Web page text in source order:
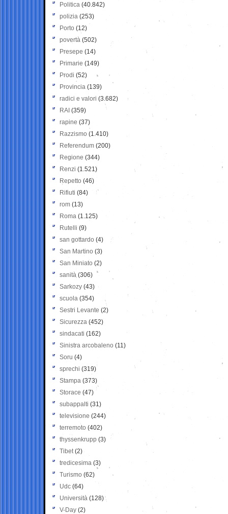
Politica (40.842)
polizia (253)
Porto (12)
povertà (502)
Presepe (14)
Primarie (149)
Prodi (52)
Provincia (139)
radici e valori (3.682)
RAI (359)
rapine (37)
Razzismo (1.410)
Referendum (200)
Regione (344)
Renzi (1.521)
Repetto (46)
Rifiuti (84)
rom (13)
Roma (1.125)
Rutelli (9)
san gottardo (4)
San Martino (3)
San Miniato (2)
sanità (306)
Sarkozy (43)
scuola (354)
Sestri Levante (2)
Sicurezza (452)
sindacati (162)
Sinistra arcobaleno (11)
Soru (4)
sprechi (319)
Stampa (373)
Storace (47)
subappalti (31)
televisione(244)
terremoto (402)
thyssenkrupp (3)
Tibet(2)
tredicesima (3)
Turismo (62)
Udc (64)
Università (128)
V-Day (2)